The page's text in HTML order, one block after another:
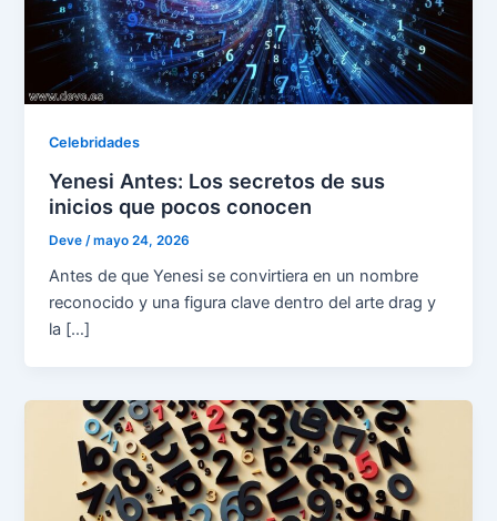
Celebridades
Yenesi Antes: Los secretos de sus
inicios que pocos conocen
Deve /mayo 24, 2026
Antes de que Yenesi se convirtiera en un nombre
reconocido y una figura clave dentro del arte drag y
la […]